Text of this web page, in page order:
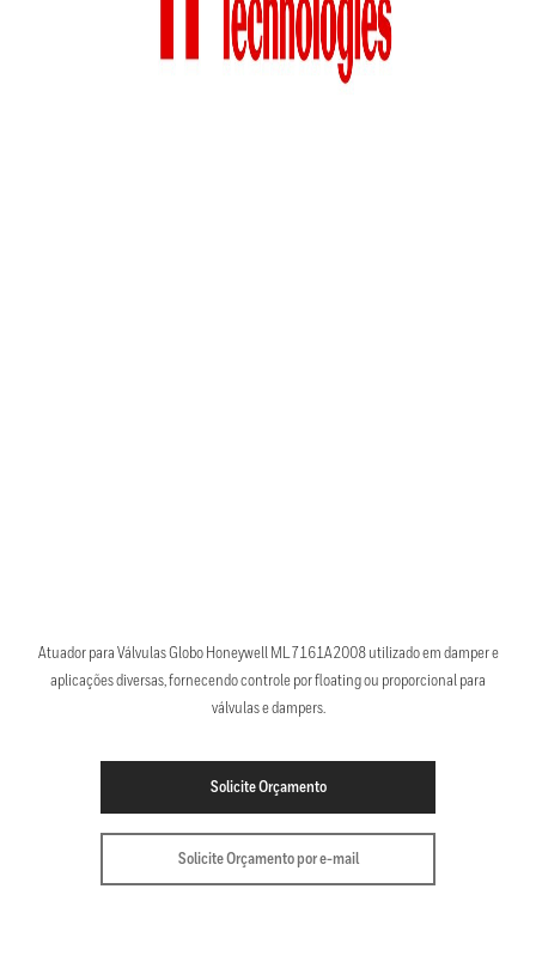
Atuador para Válvulas Globo Honeywell ML7161A2008 utilizado em damper e
aplicações diversas, fornecendo controle por floating ou proporcional para
válvulas e dampers.
Solicite Orçamento
Solicite Orçamento por e-mail